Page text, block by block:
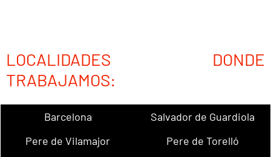
LOCALIDADES DONDE
TRABAJAMOS:
Barcelona
Salvador de Guardiola
Pere de Vilamajor
Pere de Torelló